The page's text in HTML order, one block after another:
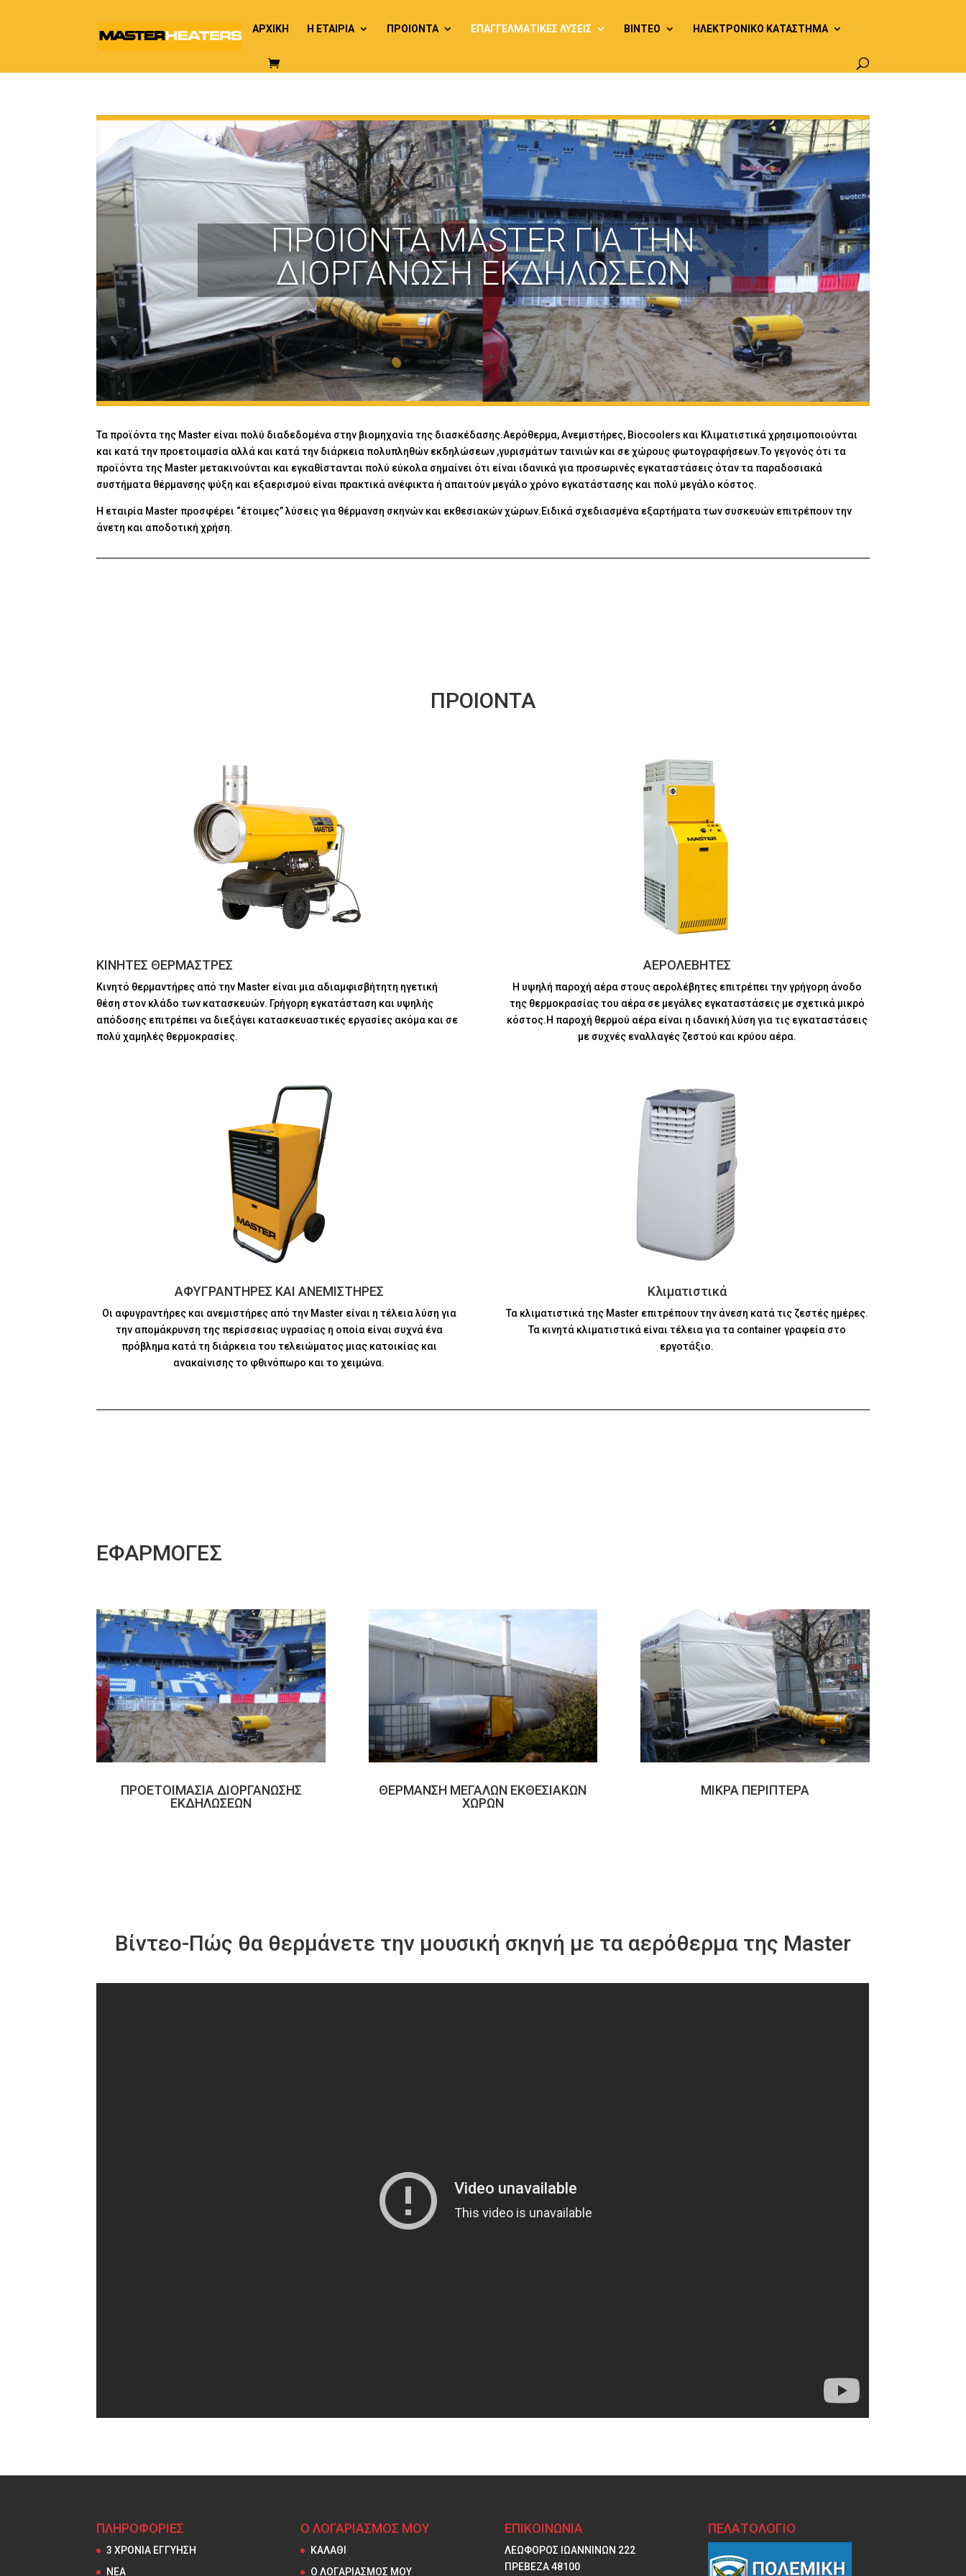
ΑΡΧΙΚΗ Η ΕΤΑΙΡΙΑ ΠΡΟΙΟΝΤΑ ΕΠΑΓΓΕΛΜΑΤΙΚΕΣ ΛΥΣΕΙΣ ΒΙΝΤΕΟ ΗΛΕΚΤΡΟΝΙΚΟ ΚΑΤΑΣΤΗΜΑ
ΠΡΟΙΟΝΤΑ MASTER ΓΙΑ ΤΗΝ
ΔΙΟΡΓΑΝΩΣΗ ΕΚΔΗΛΩΣΕΩΝ
Τα προϊόντα της Master είναι πολύ διαδεδομένα στην βιομηχανία της διασκέδασης.Αερόθερμα, Ανεμιστήρες, Biocoolers και Κλιματιστικά χρησιμοποιούνται
και κατά την προετοιμασία αλλά και κατά την διάρκεια πολυπληθών εκδηλώσεων ,γυρισμάτων ταινιών και σε χώρους φωτογραφήσεων.Το γεγονός ότι τα
προϊόντα της Master μετακινούνται και εγκαθίστανται πολύ εύκολα σημαίνει ότι είναι ιδανικά για προσωρινές εγκαταστάσεις όταν τα παραδοσιακά
συστήματα θέρμανσης ψύξη και εξαερισμού είναι πρακτικά ανέφικτα ή απαιτούν μεγάλο χρόνο εγκατάστασης και πολύ μεγάλο κόστος.
Η εταιρία Master προσφέρει “έτοιμες” λύσεις για θέρμανση σκηνών και εκθεσιακών χώρων.Ειδικά σχεδιασμένα εξαρτήματα των συσκευών επιτρέπουν την
άνετη και αποδοτική χρήση.
ΠΡΟΙΟΝΤΑ
ΚΙΝΗΤΕΣ ΘΕΡΜΑΣΤΡΕΣ
Κινητό θερμαντήρες από την Master είναι μια αδιαμφισβήτητη ηγετική
θέση στον κλάδο των κατασκευών. Γρήγορη εγκατάσταση και υψηλής
απόδοσης επιτρέπει να διεξάγει κατασκευαστικές εργασίες ακόμα και σε
πολύ χαμηλές θερμοκρασίες.
ΑΕΡΟΛΕΒΗΤΕΣ
Η υψηλή παροχή αέρα στους αερολέβητες επιτρέπει την γρήγορη άνοδο
της θερμοκρασίας του αέρα σε μεγάλες εγκαταστάσεις με σχετικά μικρό
κόστος.Η παροχή θερμού αέρα είναι η ιδανική λύση για τις εγκαταστάσεις
με συχνές εναλλαγές ζεστού και κρύου αέρα.
ΑΦΥΓΡΑΝΤΗΡΕΣ ΚΑΙ ΑΝΕΜΙΣΤΗΡΕΣ
Οι αφυγραντήρες και ανεμιστήρες από την Master είναι η τέλεια λύση για
την απομάκρυνση της περίσσειας υγρασίας η οποία είναι συχνά ένα
πρόβλημα κατά τη διάρκεια του τελειώματος μιας κατοικίας και
ανακαίνισης το φθινόπωρο και το χειμώνα.
Κλιματιστικά
Τα κλιματιστικά της Master επιτρέπουν την άνεση κατά τις ζεστές ημέρες.
Τα κινητά κλιματιστικά είναι τέλεια για τα container γραφεία στο
εργοτάξιο.
ΕΦΑΡΜΟΓΕΣ
ΠΡΟΕΤΟΙΜΑΣΙΑ ΔΙΟΡΓΑΝΩΣΗΣ
ΕΚΔΗΛΩΣΕΩΝ
ΘΕΡΜΑΝΣΗ ΜΕΓΑΛΩΝ ΕΚΘΕΣΙΑΚΩΝ
ΧΩΡΩΝ
ΜΙΚΡΑ ΠΕΡΙΠΤΕΡΑ
Βίντεο-Πώς θα θερμάνετε την μουσική σκηνή με τα αερόθερμα της Master
ΠΛΗΡΟΦΟΡΙΕΣ
3 ΧΡΟΝΙΑ ΕΓΓΥΗΣΗ
NEA
Ο ΛΟΓΑΡΙΑΣΜΟΣ ΜΟΥ
ΚΑΛΑΘΙ
Ο ΛΟΓΑΡΙΑΣΜΟΣ ΜΟΥ
ΕΠΙΚΟΙΝΩΝΙΑ
ΛΕΩΦΟΡΟΣ ΙΩΑΝΝΙΝΩΝ 222
ΠΡΕΒΕΖΑ 48100
ΠΕΛΑΤΟΛΟΓΙΟ